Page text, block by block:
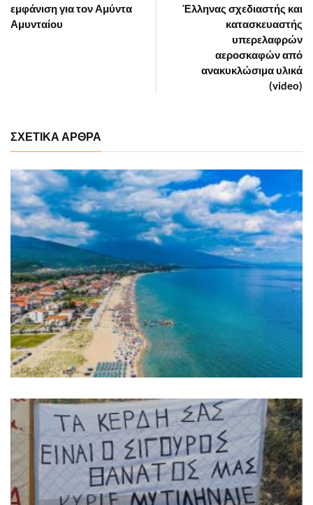
Έλληνας σχεδιαστής και
κατασκευαστής
υπερελαφρών
αεροσκαφών από
ανακυκλώσιμα υλικά
(video)
εμφάνιση για τον Αμύντα
Αμυνταίου
ΣΧΕΤΙΚΑ ΑΡΘΡΑ